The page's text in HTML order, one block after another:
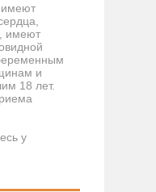
имеют
имеют
и
18 лет.
у